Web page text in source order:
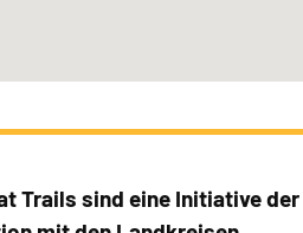
Trails sind eine Initiative der